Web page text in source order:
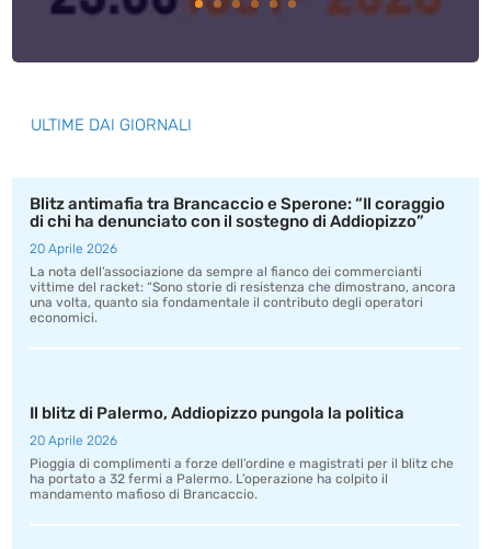
ULTIME DAI GIORNALI
Blitz antimafia tra Brancaccio e Sperone: “Il coraggio
di chi ha denunciato con il sostegno di Addiopizzo”
20 Aprile 2026
La nota dell’associazione da sempre al fianco dei commercianti
vittime del racket: “Sono storie di resistenza che dimostrano, ancora
una volta, quanto sia fondamentale il contributo degli operatori
economici.
Il blitz di Palermo, Addiopizzo pungola la politica
20 Aprile 2026
Pioggia di complimenti a forze dell’ordine e magistrati per il blitz che
ha portato a 32 fermi a Palermo. L’operazione ha colpito il
mandamento mafioso di Brancaccio.